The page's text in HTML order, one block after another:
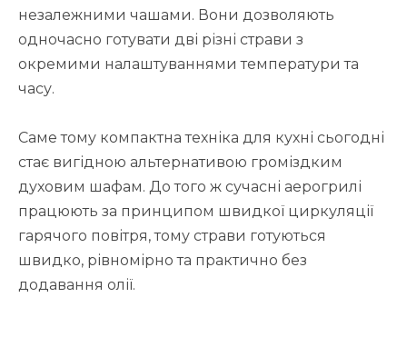
незалежними чашами. Вони дозволяють
одночасно готувати дві різні страви з
окремими налаштуваннями температури та
часу.
Саме тому компактна техніка для кухні сьогодні
стає вигідною альтернативою громіздким
духовим шафам. До того ж сучасні аерогрилі
працюють за принципом швидкої циркуляції
гарячого повітря, тому страви готуються
швидко, рівномірно та практично без
додавання олії.